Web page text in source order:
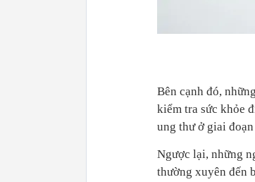
Bên cạnh đó,
kiểm tra sức khỏe
ung thư ở giai đoạn
Ngược lại, những
thường xuyên đến